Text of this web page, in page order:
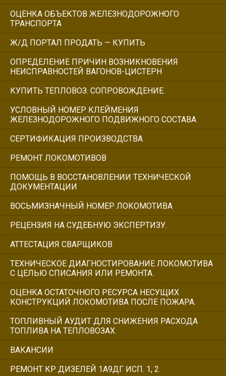
ОЦЕНКА ОБЪЕКТОВ ЖЕЛЕЗНОДОРОЖНОГО
ТРАНСПОРТА
Ж/Д ПОРТАЛ ПРОДАТЬ — КУПИТЬ
ОПРЕДЕЛЕНИЕ ПРИЧИН ВОЗНИКНОВЕНИЯ
НЕИСПРАВНОСТЕЙ ВАГОНОВ-ЦИСТЕРН
КУПИТЬ ТЕПЛОВОЗ. СОПРОВОЖДЕНИЕ.
УСЛОВНЫЙ НОМЕР КЛЕЙМЕНИЯ
ЖЕЛЕЗНОДОРОЖНОГО ПОДВИЖНОГО СОСТАВА
СЕРТИФИКАЦИЯ ПРОИЗВОДСТВА
РЕМОНТ ЛОКОМОТИВОВ
ПОМОЩЬ В ВОССТАНОВЛЕНИИ ТЕХНИЧЕСКОЙ
ДОКУМЕНТАЦИИ
ВОСЬМИЗНАЧНЫЙ НОМЕР ЛОКОМОТИВА
РЕЦЕНЗИЯ НА СУДЕБНУЮ ЭКСПЕРТИЗУ.
АТТЕСТАЦИЯ СВАРЩИКОВ
ТЕХНИЧЕСКОЕ ДИАГНОСТИРОВАНИЕ ЛОКОМОТИВА
С ЦЕЛЬЮ СПИСАНИЯ ИЛИ РЕМОНТА.
ОЦЕНКА ОСТАТОЧНОГО РЕСУРСА НЕСУЩИХ
КОНСТРУКЦИЙ ЛОКОМОТИВА ПОСЛЕ ПОЖАРА.
ТОПЛИВНЫЙ АУДИТ ДЛЯ СНИЖЕНИЯ РАСХОДА
ТОПЛИВА НА ТЕПЛОВОЗАХ.
ВАКАНСИИ
РЕМОНТ КР ДИЗЕЛЕЙ 1А9ДГ ИСП. 1, 2.